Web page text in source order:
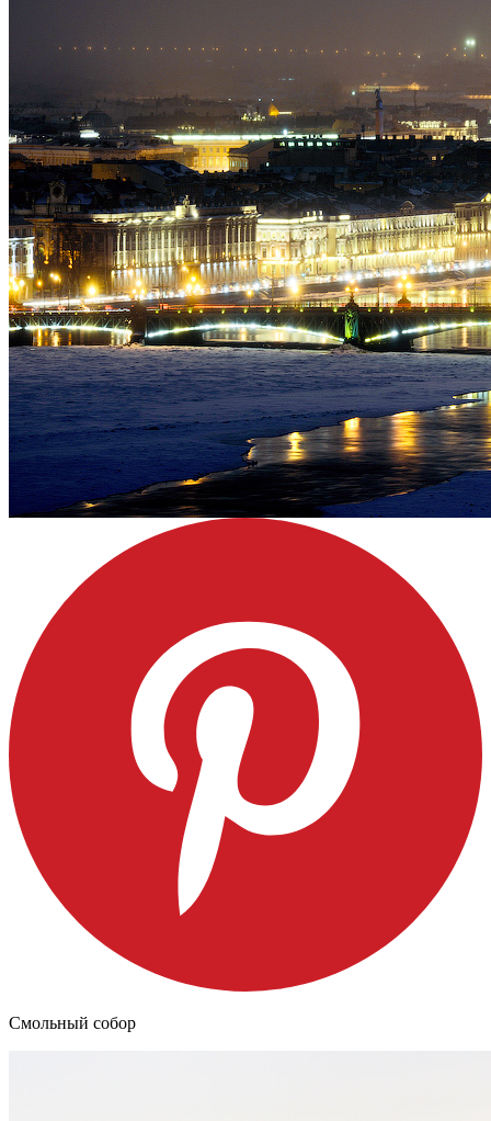
Смольный собор